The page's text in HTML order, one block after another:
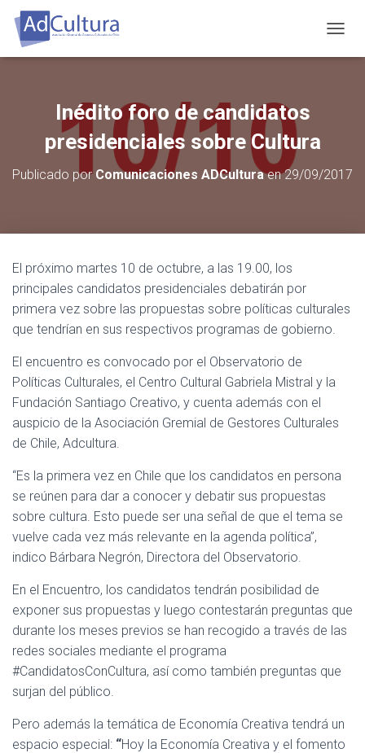
A
D
G
Inédito foro de candidatos
presidenciales sobre Cultura
Publicado por Comunicaciones ADCulturaen29/09/2017
El próximo martes 10 de octubre, a las 19.00, los
principales candidatos presidenciales debatirán por
primera vez sobre las propuestas sobre políticas culturales
que tendrían en sus respectivos programas de gobierno.
El encuentro es convocado por el Observatorio de
Políticas Culturales, el Centro Cultural Gabriela Mistral y la
Fundación Santiago Creativo, y cuenta además con el
auspicio de la Asociación Gremial de Gestores Culturales
de Chile, Adcultura.
“Es la primera vez en Chile que los candidatos en persona
se reúnen para dar a conocer y debatir sus propuestas
sobre cultura. Esto puede ser una señal de que el tema se
vuelve cada vez más relevante en la agenda política”,
indico Bárbara Negrón, Directora del Observatorio.
En el Encuentro, los candidatos tendrán posibilidad de
exponer sus propuestas y luego contestarán preguntas que
durante los meses previos se han recogido a través de las
redes sociales mediante el programa
#CandidatosConCultura, así como también preguntas que
surjan del público.
Pero además la temática de Economía Creativa tendrá un
espacio especial: “Hoy la Economía Creativa y el fomento